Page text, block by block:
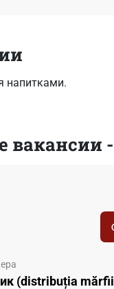
напитками.
-
(distribuția